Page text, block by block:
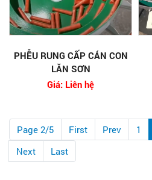
PHỄU RUNG CẤP CÁN CON
LĂN SƠN
Giá: Liên hệ
Page 2/5 First Prev 1
Next
Last